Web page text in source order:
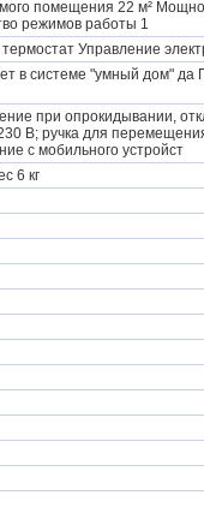
помещения 22 м²
режимов работы 1
Управление
в системе "умный дом" да
при опрокидывании,
В; ручка для
c мобильного устройст
6 кг